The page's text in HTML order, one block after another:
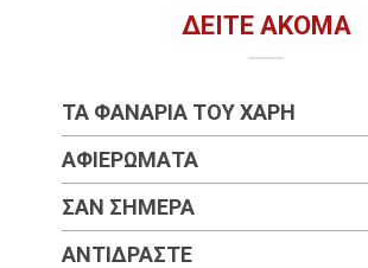
ΔΕΊΤΕ ΑΚΌΜΑ
ΤΑ ΦΑΝΆΡΙΑ ΤΟΥ ΧΆΡΗ
ΑΦΙΕΡΏΜΑΤΑ
ΣΑΝ ΣΉΜΕΡΑ
ΑΝΤΙΔΡΆΣΤΕ